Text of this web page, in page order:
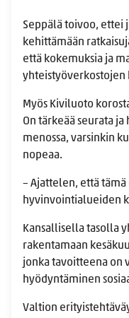
Seppälä toivoo, ettei
kehittämään
että kokemuksia ja
yhteistyöverkostojen
Myös Kiviluoto
On tärkeää seurata
menossa, varsinkin
nopeaa.
– Ajattelen, että
hyvinvointialueiden
Kansallisella tasolla
rakentamaan
jonka tavoitteena on
hyödyntäminen
Valtion